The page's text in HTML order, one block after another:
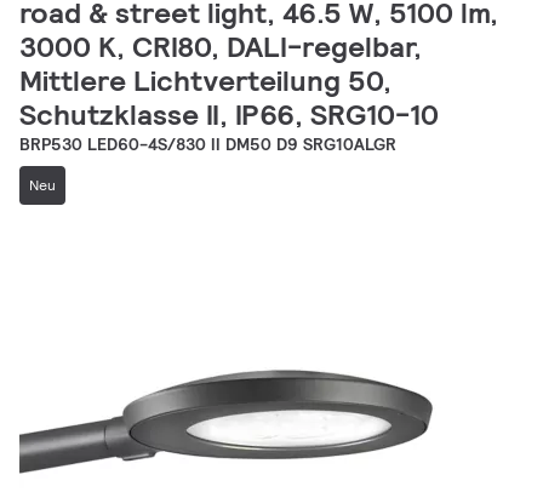
road & street light, 46.5 W, 5100 lm,
3000 K, CRI80, DALI-regelbar,
Mittlere Lichtverteilung 50,
Schutzklasse II, IP66, SRG10-10
BRP530 LED60-4S/830 II DM50 D9 SRG10ALGR
Neu